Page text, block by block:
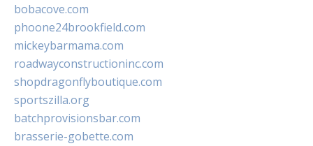
bobacove.com
phoone24brookfield.com
mickeybarmama.com
roadwayconstructioninc.com
shopdragonflyboutique.com
sportszilla.org
batchprovisionsbar.com
brasserie-gobette.com